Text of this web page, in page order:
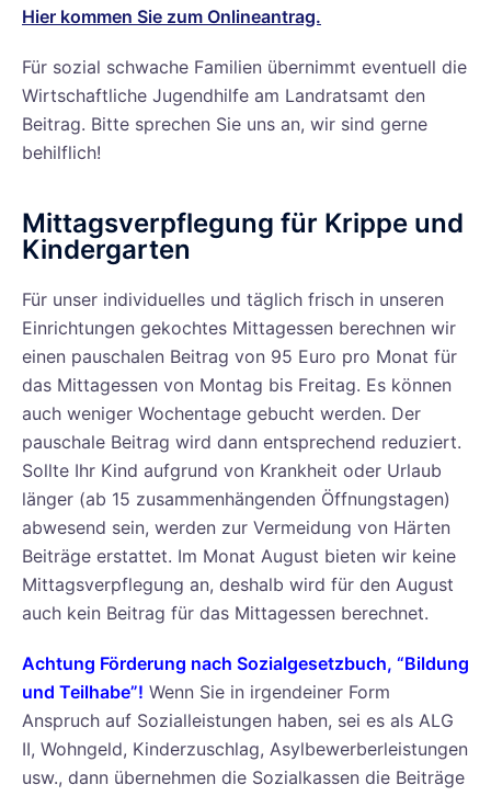
Hier kommen Sie zum Onlineantrag.
Für sozial schwache Familien übernimmt eventuell die
Wirtschaftliche Jugendhilfe am Landratsamt den
Beitrag. Bitte sprechen Sie uns an, wir sind gerne
behilflich!
Mittagsverpflegung für Krippe und
Kindergarten
Für unser individuelles und täglich frisch in unseren
Einrichtungen gekochtes Mittagessen berechnen wir
einen pauschalen Beitrag von 95 Euro pro Monat für
das Mittagessen von Montag bis Freitag. Es können
auch weniger Wochentage gebucht werden. Der
pauschale Beitrag wird dann entsprechend reduziert.
Sollte Ihr Kind aufgrund von Krankheit oder Urlaub
länger (ab 15 zusammenhängenden Öffnungstagen)
abwesend sein, werden zur Vermeidung von Härten
Beiträge erstattet. Im Monat August bieten wir keine
Mittagsverpflegung an, deshalb wird für den August
auch kein Beitrag für das Mittagessen berechnet.
Achtung Förderung nach Sozialgesetzbuch, “Bildung
und Teilhabe”! Wenn Sie in irgendeiner Form
Anspruch auf Sozialleistungen haben, sei es als ALG
II, Wohngeld, Kinderzuschlag, Asylbewerberleistungen
usw., dann übernehmen die Sozialkassen die Beiträge